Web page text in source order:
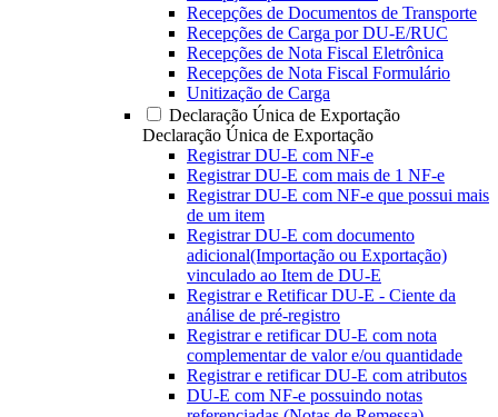
Recepções de Documentos de Transporte
Recepções de Carga por DU-E/RUC
Recepções de Nota Fiscal Eletrônica
Recepções de Nota Fiscal Formulário
Unitização de Carga
Declaração Única de Exportação
Declaração Única de Exportação
Registrar DU-E com NF-e
Registrar DU-E com mais de 1 NF-e
Registrar DU-E com NF-e que possui mais
de um item
Registrar DU-E com documento
adicional(Importação ou Exportação)
vinculado ao Item de DU-E
Registrar e Retificar DU-E - Ciente da
análise de pré-registro
Registrar e retificar DU-E com nota
complementar de valor e/ou quantidade
Registrar e retificar DU-E com atributos
DU-E com NF-e possuindo notas